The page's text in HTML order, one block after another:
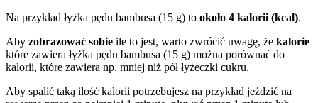
Na przykład łyżka pędu bambusa (15 g) to około 4 kalorii (kcal).
Aby zobrazować sobie ile to jest, warto zwrócić uwagę, że kalorie
które zawiera łyżka pędu bambusa (15 g) można porównać do
kalorii, które zawiera np. mniej niż pół łyżeczki cukru.
Aby spalić taką ilość kalorii potrzebujesz na przykład jeździć na